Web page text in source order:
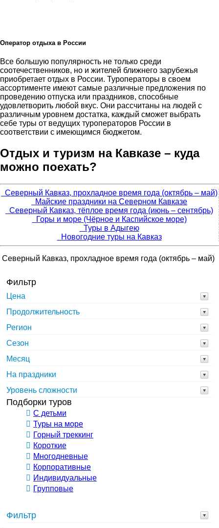
Оператор отдыха в России
Все большую популярность не только среди
соотечественников, но и жителей ближнего зарубежья
приобретает отдых в России. Туроператоры в своем
ассортименте имеют самые различные предложения по
проведению отпуска или праздников, способные
удовлетворить любой вкус. Они рассчитаны на людей с
различным уровнем достатка, каждый сможет выбрать
себе туры от ведущих туроператоров России в
соответствии с имеющимся бюджетом.
Отдых и туризм на Кавказе – куда
можно поехать?
Северный Кавказ, прохладное время года (октябрь – май)
Майские праздники на Северном Кавказе
Северный Кавказ, тёплое время года (июнь – сентябрь)
Горы и море (Чёрное и Каспийское море)
Туры в Адыгею
Новогодние туры на Кавказ
Северный Кавказ, прохладное время года (октябрь – май)
Фильтр
Цена
Продолжительность
Регион
Сезон
Месяц
На праздники
Уровень сложности
Подборки туров
С детьми
Туры на море
Горный треккинг
Короткие
Многодневные
Корпоративные
Индивидуальные
Групповые
Фильтр